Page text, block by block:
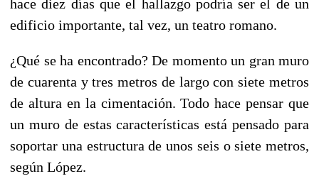
hace diez días que el hallazgo podría ser el de un
edificio importante, tal vez, un teatro romano.
¿Qué se ha encontrado? De momento un gran muro
de cuarenta y tres metros de largo con siete metros
de altura en la cimentación. Todo hace pensar que
un muro de estas características está pensado para
soportar una estructura de unos seis o siete metros,
según López.